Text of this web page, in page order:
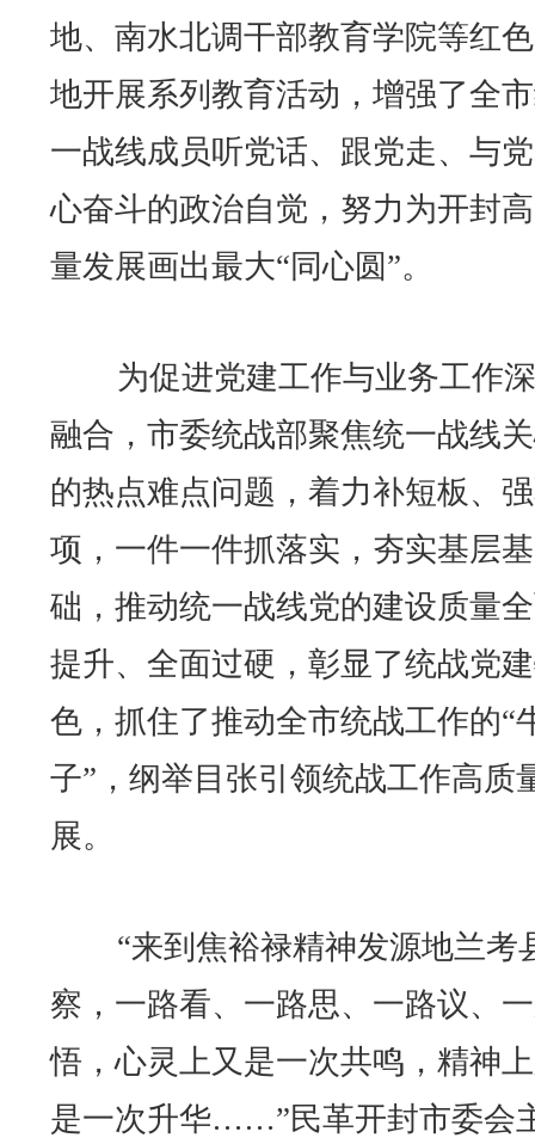
地、南水北调干部教育学院等红
地开展系列教育活动，增强了全
一战线成员听党话、跟党走、与
心奋斗的政治自觉，努力为开封
量发展画出最大“同心圆”。
为促进党建工作与业务工作
融合，市委统战部聚焦统一战线
的热点难点问题，着力补短板、
项，一件一件抓落实，夯实基层基
础，推动统一战线党的建设质量
提升、全面过硬，彰显了统战党
色，抓住了推动全市统战工作的“
子”，纲举目张引领统战工作高质
展。
“来到焦裕禄精神发源地兰考
察，一路看、一路思、一路议、
悟，心灵上又是一次共鸣，精神
是一次升华……”民革开封市委会